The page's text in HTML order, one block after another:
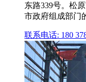
东路339号。松
市政府组成部门
联系电话: 180